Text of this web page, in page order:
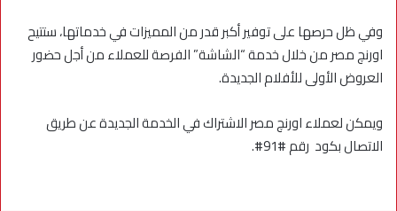
وفي ظل حرصها على توفير أكبر قدر من المميزات في خدماتها، ستتيح
اورنچ مصر من خلال خدمة “الشاشة” الفرصة للعملاء من أجل حضور
العروض الأولى للأفلام الجديدة.
ويمكن لعملاء اورنچ مصر الاشتراك في الخدمة الجديدة عن طريق
الاتصال بكود رقم #91#.